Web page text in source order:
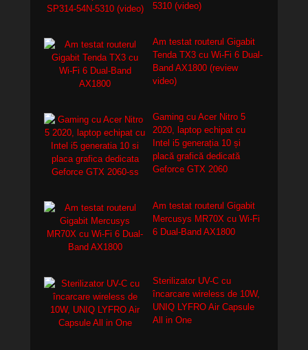
5310 (video)
Am testat routerul Gigabit
Tenda TX3 cu Wi-Fi 6 Dual-
Band AX1800 (review
video)
Gaming cu Acer Nitro 5
2020, laptop echipat cu
Intel i5 generația 10 și
placă grafică dedicată
Geforce GTX 2060
Am testat routerul Gigabit
Mercusys MR70X cu Wi-Fi
6 Dual-Band AX1800
Sterilizator UV-C cu
încarcare wireless de 10W,
UNIQ LYFRO Air Capsule
All in One